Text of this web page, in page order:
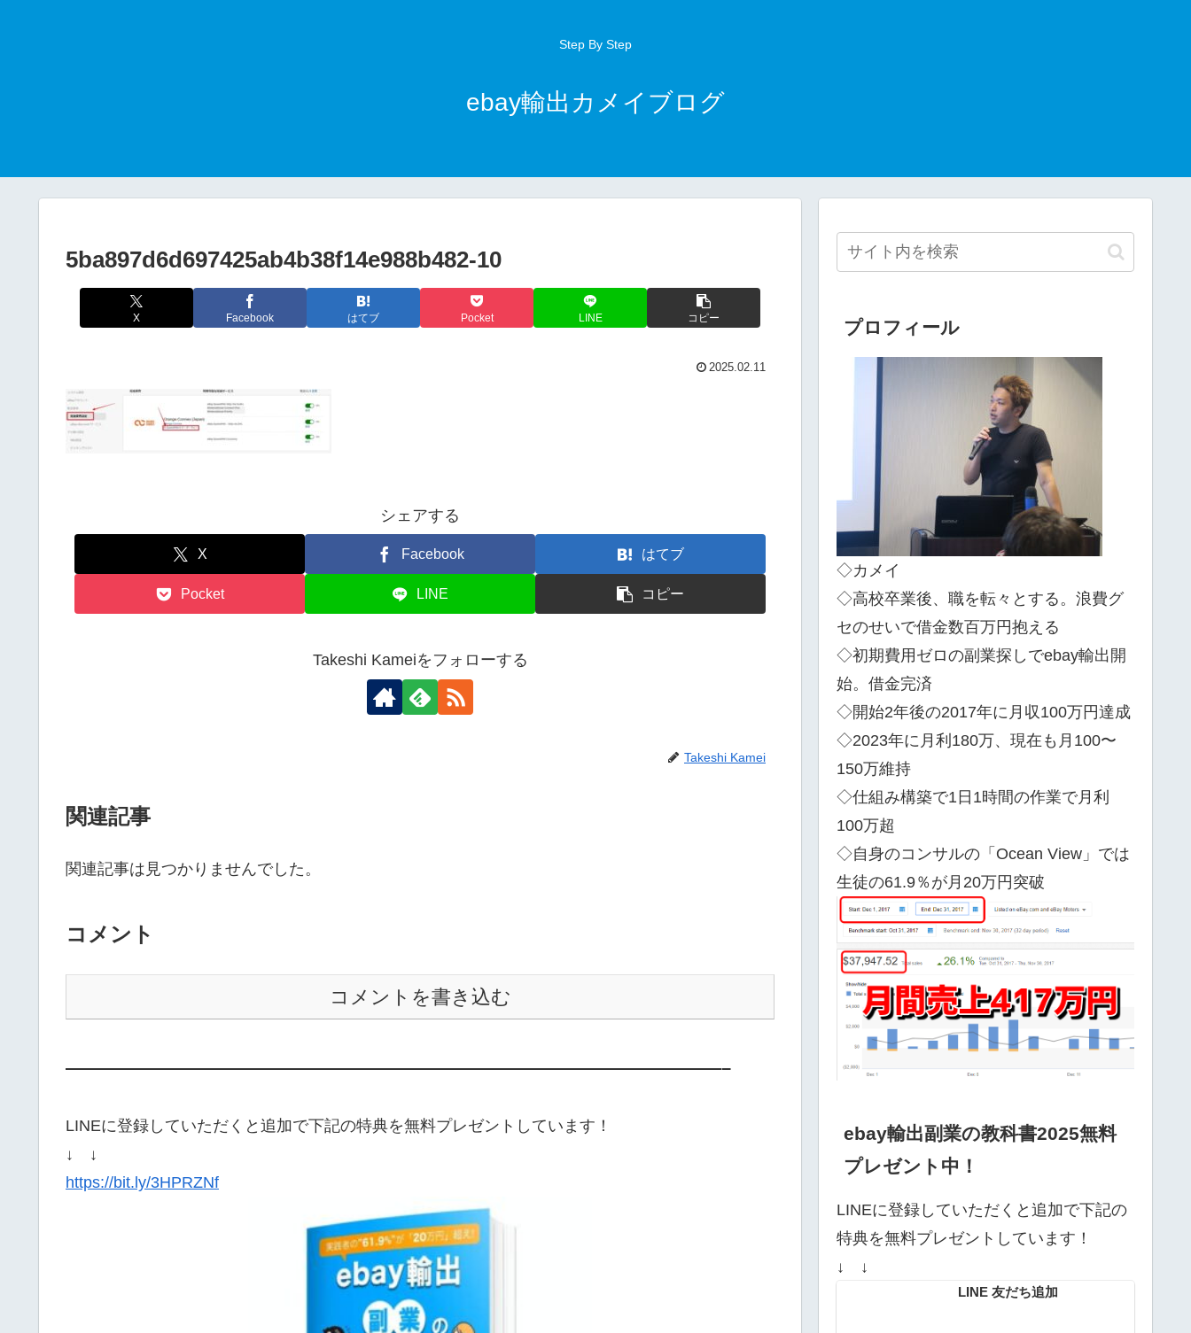
Step By Step
ebay輸出カメイブログ
5ba897d6d697425ab4b38f14e988b482-10
X Facebook はてブ Pocket LINE コピー
2025.02.11
シェアする
X Facebook はてブ
Pocket LINE コピー
Takeshi Kameiをフォローする
Takeshi Kamei
関連記事
関連記事は見つかりませんでした。
コメント
コメントを書き込む
—————————————————————————————————————–
LINEに登録していただくと追加で下記の特典を無料プレゼントしています！
↓ ↓
https://bit.ly/3HPRZNf
プロフィール
◇カメイ
◇高校卒業後、職を転々とする。浪費グ
セのせいで借金数百万円抱える
◇初期費用ゼロの副業探しでebay輸出開
始。借金完済
◇開始2年後の2017年に月収100万円達成
◇2023年に月利180万、現在も月100〜
150万維持
◇仕組み構築で1日1時間の作業で月利
100万超
◇自身のコンサルの「Ocean View」では
生徒の61.9％が月20万円突破
ebay輸出副業の教科書2025無料
プレゼント中！
LINEに登録していただくと追加で下記の
特典を無料プレゼントしています！
↓ ↓
LINE 友だち追加